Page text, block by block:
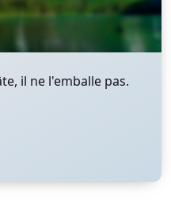
il ne l'emballe pas.